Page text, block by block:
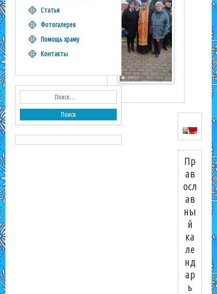
Пр
ав
осл
ав
ны
й
ка
ле
нд
ар
ь
Статьи
Фотогалерея
Помощь храму
Контакты